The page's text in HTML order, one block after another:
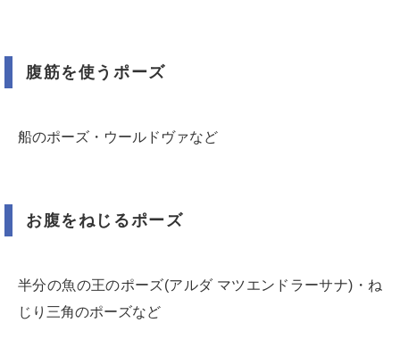
腹筋を使うポーズ
船のポーズ・ウールドヴァなど
お腹をねじるポーズ
半分の魚の王のポーズ(アルダ マツエンドラーサナ)・ね
じり三角のポーズなど